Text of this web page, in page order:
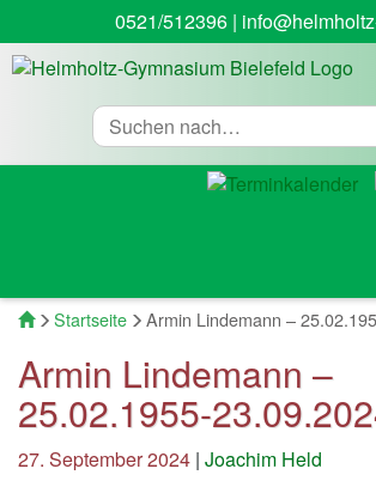
0521/512396|
Suche
Startseite
Startseite Armin Lindemann –
Armin Lindemann –
25.02.1955-
27. September 2024 | Joachim Held